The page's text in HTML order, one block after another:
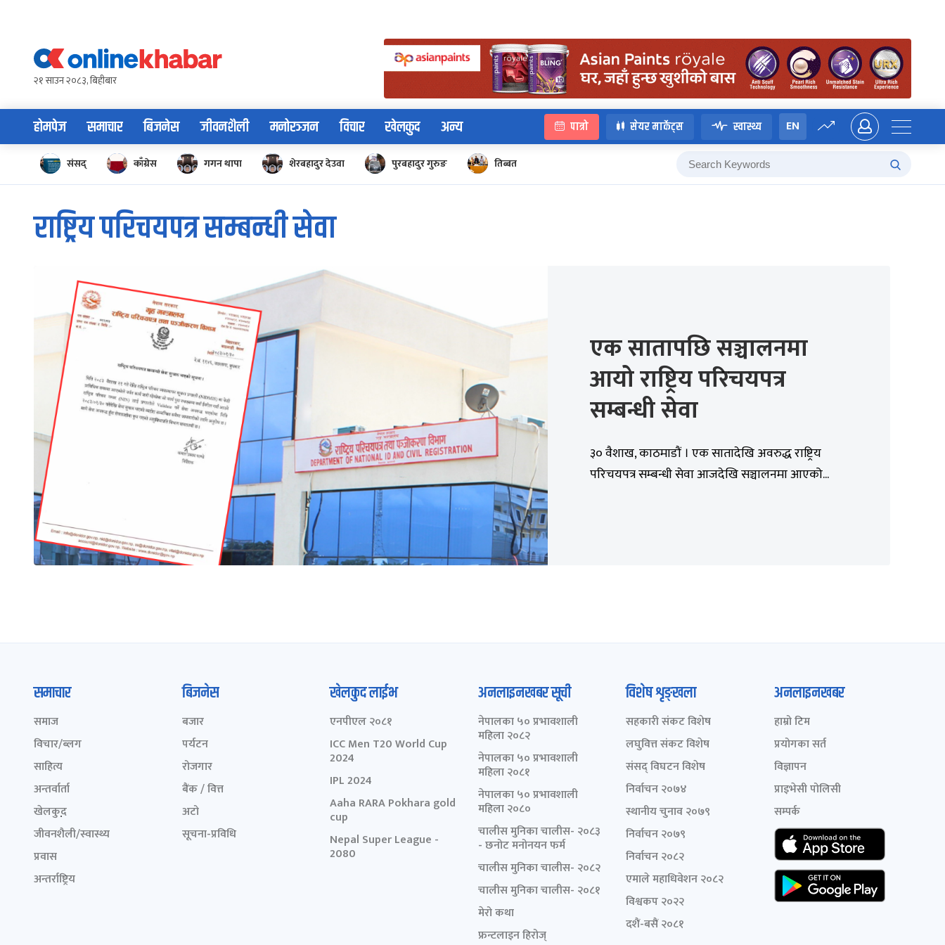
content२१ साउन २०८३, बिहीबार
होमपेज समाचार बिजनेस जीवनशैली मनोरञ्जन विचार खेलकुद अन्य पात्रो सेयर मार्केट्स स्वास्थ्य EN
संसद् काँग्रेस गगन थापा शेरबहादुर देउवा पुरबहादुर गुरुङ तिब्बत
राष्ट्रिय परिचयपत्र सम्बन्धी सेवा
एक सातापछि सञ्चालनमा
आयो राष्ट्रिय परिचयपत्र
सम्बन्धी सेवा
३० वैशाख, काठमाडौं । एक सातादेखि अवरुद्ध राष्ट्रिय
परिचयपत्र सम्बन्धी सेवा आजदेखि सञ्चालनमा आएको...
समाचार
समाज
विचार/ब्लग
साहित्य
अन्तर्वार्ता
खेलकुद़़
जीवनशैली/स्वास्थ्य
प्रवास
अन्तर्राष्ट्रिय
बिजनेस
बजार
पर्यटन
रोजगार
बैंक / वित्त
अटो
सूचना-प्रविधि
खेलकुद लाईभ
एनपीएल २०८१
ICC Men T20 World Cup
2024
IPL 2024
Aaha RARA Pokhara gold
cup
Nepal Super League -
2080
अनलाइनखबर सूची
नेपालका ५० प्रभावशाली
महिला २०८२
नेपालका ५० प्रभावशाली
महिला २०८१
नेपालका ५० प्रभावशाली
महिला २०८०
चालीस मुनिका चालीस- २०८३
- छनोट मनोनयन फर्म
चालीस मुनिका चालीस- २०८२
चालीस मुनिका चालीस- २०८१
मेरो कथा
फ्रन्टलाइन हिरोज्
विशेष शृङ्खला
सहकारी संकट विशेष
लघुवित्त संकट विशेष
संसद् विघटन विशेष
निर्वाचन २०७४
स्थानीय चुनाव २०७९
निर्वाचन २०७९
निर्वाचन २०८२
एमाले महाधिवेशन २०८२
विश्वकप २०२२
दशैं-बसैं २०८१
अनलाइनखबर
हाम्रो टिम
प्रयोगका सर्त
विज्ञापन
प्राइभेसी पोलिसी
सम्पर्क